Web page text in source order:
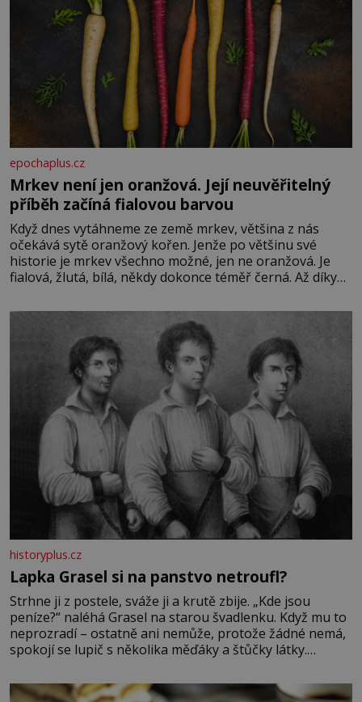
epochaplus.cz
Mrkev není jen oranžová. Její neuvěřitelný
příběh začíná fialovou barvou
Když dnes vytáhneme ze země mrkev, většina z nás
očekává sytě oranžový kořen. Jenže po většinu své
historie je mrkev všechno možné, jen ne oranžová. Je
fialová, žlutá, bílá, někdy dokonce téměř černá. Až díky
bez které si českou zahradu ani nedokážeme představit.
historyplus.cz
Lapka Grasel si na panstvo netroufl?
Strhne ji z postele, sváže ji a krutě zbije. „Kde jsou
peníze?“ naléhá Grasel na starou švadlenku. Když mu to
neprozradí – ostatně ani nemůže, protože žádné nemá,
spokojí se lupič s několika měďáky a štůčky látky.
krutý. Jeho činy budí hrůzu ještě dlouho po jeho smrti